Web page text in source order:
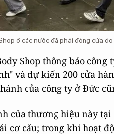
ở các nước đã phải đóng cửa
Shop thông báo
và dự kiến ​​200 cửa
của công ty ở Đức
của thương hiệu này
cơ cấu; trong khi hoạt